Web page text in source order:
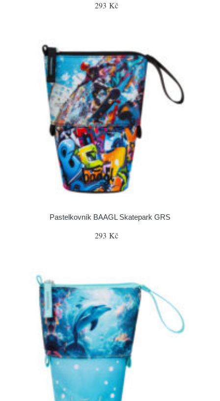
293 Kč
Pastelkovník BAAGL Skatepark GRS
293 Kč